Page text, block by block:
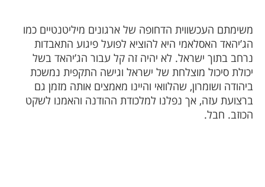
משימתם העכשווית הדחופה של ארגונים מיליטנטיים כמו
הג’יהאד האסלאמי היא להוציא לפועל פיגוע התאבדות
נרחב בתוך ישראל. לא יהיה זה קל עבור הג’יהאד בשל
יכולת סיכול מוצלחת של ישראל וגישה התקפית נמשכת
ביהודה ושומרון, שהלוואי והיינו מאמצים אותה מזמן גם
ברצועת עזה, אך נפלנו למלכודת ההודנה והאמנו לשקט
הכוזב. חבל.